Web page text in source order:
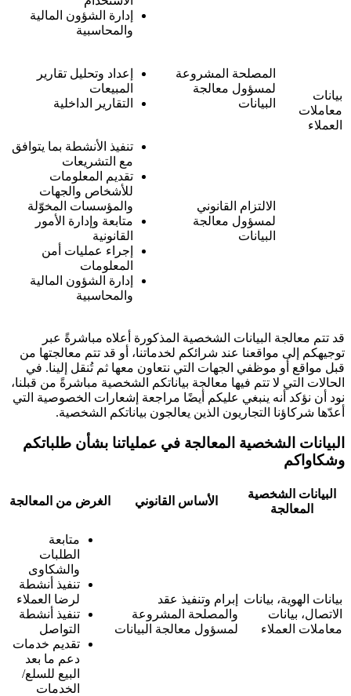
بيانات
معاملات
العملاء
إدارة الشؤون المالية
والمحاسبية
المصلحة المشروعة
لمسؤول معالجة
البيانات
إعداد وتحليل تقارير
المبيعات
التقارير الداخلية
الالتزام القانوني
لمسؤول معالجة
البيانات
تنفيذ الأنشطة بما يتوافق
مع التشريعات
تقديم المعلومات
للأشخاص والجهات
والمؤسسات المخوّلة
متابعة وإدارة الأمور
القانونية
إجراء عمليات أمن
المعلومات
إدارة الشؤون المالية
والمحاسبية
قد تتم معالجة البيانات الشخصية المذكورة أعلاه مباشرةً عبر
توجيهكم إلى مواقعنا عند شرائكم لخدماتنا، أو قد تتم معالجتها من
قبل مواقع أو موظفي الجهات التي نتعاون معها ثم تُنقل إلينا. في
الحالات التي لا تتم فيها معالجة بياناتكم الشخصية مباشرةً من قبلنا،
نود أن نؤكد أنه ينبغي عليكم أيضًا مراجعة إشعارات الخصوصية التي
أعدّها شركاؤنا التجاريون الذين يعالجون بياناتكم الشخصية.
البيانات الشخصية المعالجة في عملياتنا بشأن طلباتكم
وشكاواكم
البيانات الشخصية
المعالجة
الأساس القانوني الغرض من المعالجة
بيانات الهوية، بيانات
الاتصال، بيانات
معاملات العملاء
إبرام وتنفيذ عقد
والمصلحة المشروعة
لمسؤول معالجة البيانات
متابعة
الطلبات
والشكاوى
تنفيذ أنشطة
لرضا العملاء
تنفيذ أنشطة
التواصل
تقديم خدمات
دعم ما بعد
البيع للسلع/
الخدمات